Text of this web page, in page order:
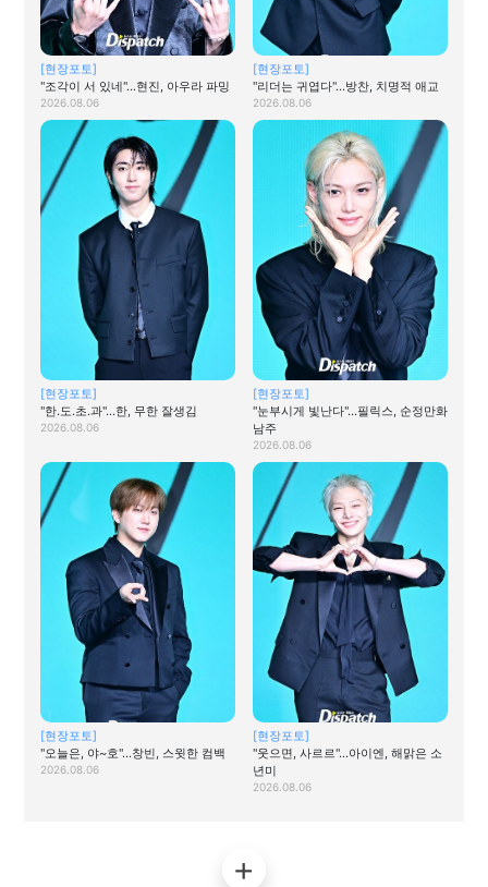
[현장포토]
"조각이 서 있네"…현진, 아우라 파밍
2026.08.06
[현장포토]
"리더는 귀엽다"…방찬, 치명적 애교
2026.08.06
[현장포토]
"한.도.초.과"…한, 무한 잘생김
2026.08.06
[현장포토]
"눈부시게 빛난다"…필릭스, 순정만화
남주
2026.08.06
[현장포토]
"오늘은, 야~호"…창빈, 스윗한 컴백
2026.08.06
[현장포토]
"웃으면, 사르르"…아이엔, 해맑은 소
년미
2026.08.06